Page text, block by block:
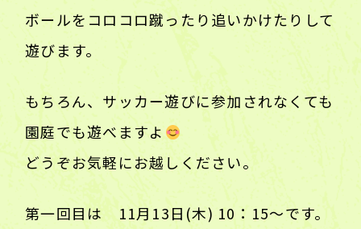
ボールをコロコロ蹴ったり追いかけたりして
遊びます。
もちろん、サッカー遊びに参加されなくても
園庭でも遊べますよ
どうぞお気軽にお越しください。
第一回目は 11月13日(木) 10：15〜です。